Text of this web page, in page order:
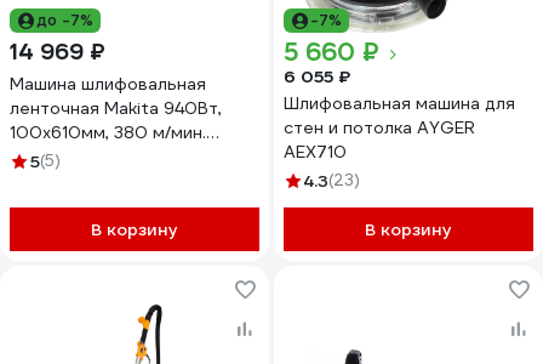
до -7%
14 969 ₽
Машина шлифовальная
ленточная Makita 940Вт,
100х610мм, 380 м/мин.
M9400B
5(5)
В корзину
-7%
5 660 ₽
6 055 ₽
Шлифовальная машина для
стен и потолка AYGER
AEX710
4.3(23)
В корзину